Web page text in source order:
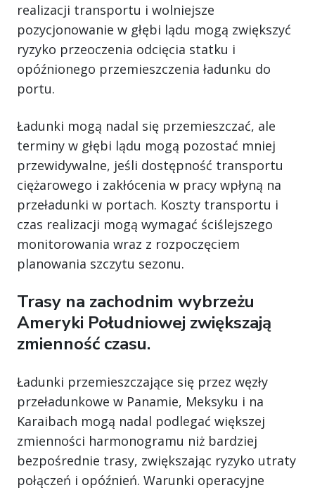
realizacji transportu i wolniejsze
pozycjonowanie w głębi lądu mogą zwiększyć
ryzyko przeoczenia odcięcia statku i
opóźnionego przemieszczenia ładunku do
portu.
Ładunki mogą nadal się przemieszczać, ale
terminy w głębi lądu mogą pozostać mniej
przewidywalne, jeśli dostępność transportu
ciężarowego i zakłócenia w pracy wpłyną na
przeładunki w portach. Koszty transportu i
czas realizacji mogą wymagać ściślejszego
monitorowania wraz z rozpoczęciem
planowania szczytu sezonu.
Trasy na zachodnim wybrzeżu
Ameryki Południowej zwiększają
zmienność czasu.
Ładunki przemieszczające się przez węzły
przeładunkowe w Panamie, Meksyku i na
Karaibach mogą nadal podlegać większej
zmienności harmonogramu niż bardziej
bezpośrednie trasy, zwiększając ryzyko utraty
połączeń i opóźnień. Warunki operacyjne